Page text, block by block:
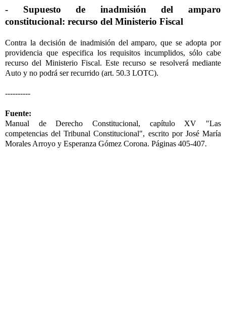
- Supuesto de inadmisión del amparo
constitucional: recurso del Ministerio Fiscal
Contra la decisión de inadmisión del amparo, que se adopta por
providencia que especifica los requisitos incumplidos, sólo cabe
recurso del Ministerio Fiscal. Este recurso se resolverá mediante
Auto y no podrá ser recurrido (art. 50.3 LOTC).
----------
Fuente:
Manual de Derecho Constitucional, capítulo XV "Las
competencias del Tribunal Constitucional", escrito por José María
Morales Arroyo y Esperanza Gómez Corona. Páginas 405-407.